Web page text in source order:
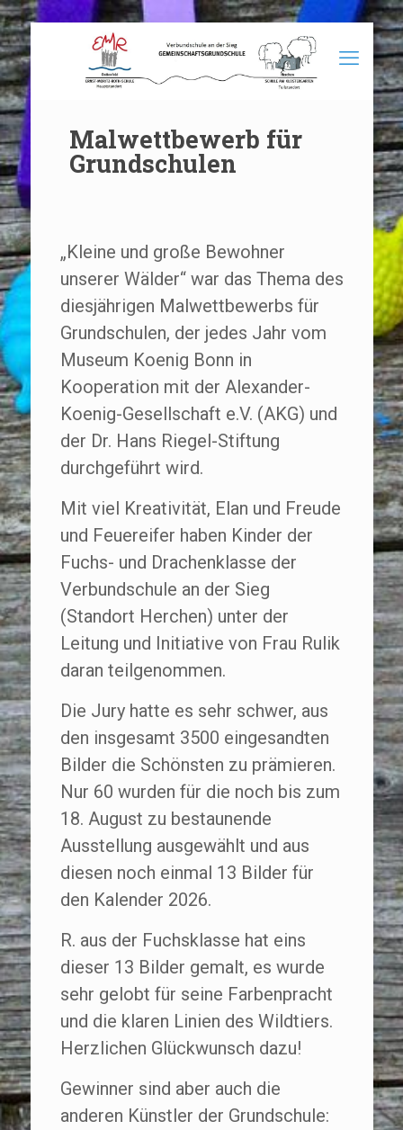
Malwettbewerb für
Grundschulen
„Kleine und große Bewohner
unserer Wälder“ war das Thema des
diesjährigen Malwettbewerbs für
Grundschulen, der jedes Jahr vom
Museum Koenig Bonn in
Kooperation mit der Alexander-
Koenig-Gesellschaft e.V. (AKG) und
der Dr. Hans Riegel-Stiftung
durchgeführt wird.
Mit viel Kreativität, Elan und Freude
und Feuereifer haben Kinder der
Fuchs- und Drachenklasse der
Verbundschule an der Sieg
(Standort Herchen) unter der
Leitung und Initiative von Frau Rulik
daran teilgenommen.
Die Jury hatte es sehr schwer, aus
den insgesamt 3500 eingesandten
Bilder die Schönsten zu prämieren.
Nur 60 wurden für die noch bis zum
18. August zu bestaunende
Ausstellung ausgewählt und aus
diesen noch einmal 13 Bilder für
den Kalender 2026.
R. aus der Fuchsklasse hat eins
dieser 13 Bilder gemalt, es wurde
sehr gelobt für seine Farbenpracht
und die klaren Linien des Wildtiers.
Herzlichen Glückwunsch dazu!
Gewinner sind aber auch die
anderen Künstler der Grundschule: